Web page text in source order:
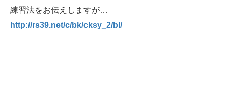
練習法をお伝えしますが…
http://rs39.net/c/bk/cksy_2/bl/